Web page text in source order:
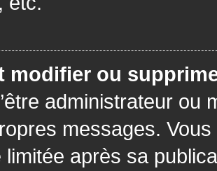
modifier ou
administrateur ou
messages.
limitée après sa